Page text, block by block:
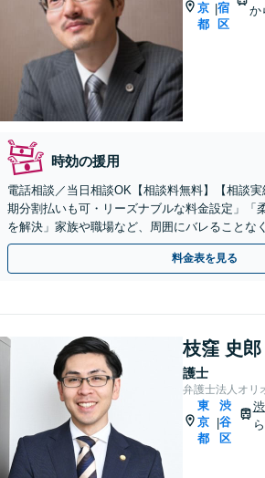
京
都
|宿
区
か
時効の援用
電話相談／当日相談OK【相談料無料】【相談
期分割払いも可・リーズナブルな料金設定」「
を解決」家族や職場など、周囲にバレることな
「ギャンブルによる借金も対応可」【完全個室
料金表を見る
枝窪 史郎
護士
弁護士法人オリ
東
京
都
|
渋
谷
区